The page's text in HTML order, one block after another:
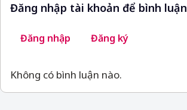
Đăng nhập tài khoản để bình luận
Đăng nhập Đăng ký
Không có bình luận nào.